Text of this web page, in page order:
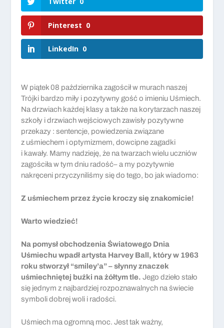
Pinterest 0
LinkedIn 0
W piątek 08 października zagościł w murach naszej
Trójki bardzo miły i pozytywny gość o imieniu Uśmiech.
Na drzwiach każdej klasy a także na korytarzach naszej
szkoły i drzwiach wejściowych zawisły pozytywne
przekazy : sentencje, powiedzenia związane
z uśmiechem i optymizmem, dowcipne zagadki
i kawały. Mamy nadzieję, że na twarzach wielu uczniów
zagościła w tym dniu radość– a my pozytywnie
nakręceni przyczyniliśmy się do tego, bo jak wiadomo:
Z uśmiechem przez życie kroczy się znakomicie!
Warto wiedzieć!
Na pomysł obchodzenia Światowego Dnia
Uśmiechu wpadł artysta Harvey Ball, który w 1963
roku stworzył “smiley’a” – słynny znaczek
uśmiechniętej buźki na żółtym tle. Jego dzieło stało
się jednym z najbardziej rozpoznawalnych na świecie
symboli dobrej woli i radości.
Uśmiech ma ogromną moc. Jest tak ważny,